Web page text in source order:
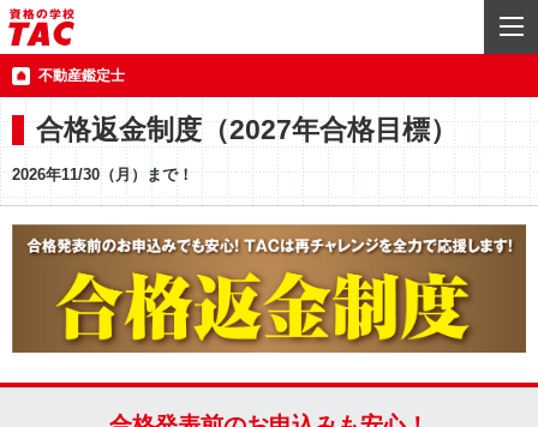
不動産鑑定士
合格返金制度（2027年合格目標）
2026年11/30（月）まで！